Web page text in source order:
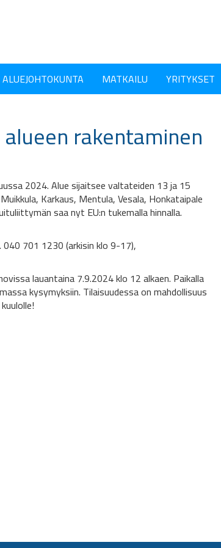
ALUEJOHTOKUNTA MATKAILU YRITYKSET
rakentaminen
2024. Alue sijaitsee valtateiden 13 ja 15
Karkaus, Mentula, Vesala, Honkataipale
saa nyt EU:n tukemalla hinnalla.
701 1230 (arkisin klo 9-17),
lauantaina 7.9.2024 klo 12 alkaen. Paikalla
kysymyksiin. Tilaisuudessa on mahdollisuus